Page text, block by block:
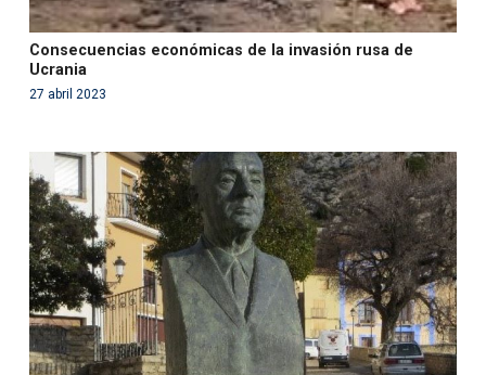
Consecuencias económicas de la invasión rusa de
Ucrania
27 abril 2023
Warning
: Use of undefined constant php - assumed
'php' (this will throw an Error in a future version of PHP)
in/var/www/acami.es/wp-
content/themes/fundcami/page-publicaciones.php
on line99